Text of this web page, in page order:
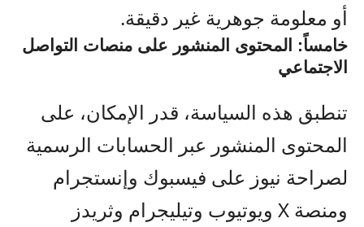
أو معلومة جوهرية غير دقيقة.
خامساً: المحتوى المنشور على منصات التواصل
الاجتماعي
تنطبق هذه السياسة، قدر الإمكان، على
المحتوى المنشور عبر الحسابات الرسمية
لصراحة نيوز على فيسبوك وإنستجرام
ومنصة X ويوتيوب وتيليجرام وثريدز